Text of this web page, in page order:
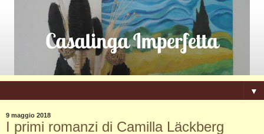
▼
9 maggio 2018
I primi romanzi di Camilla Läckberg